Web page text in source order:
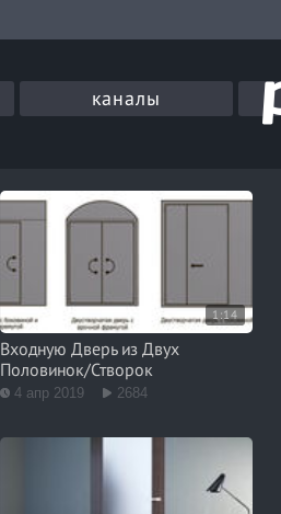
каналы
1:14
Входную Дверь из Двух
Половинок/Створок
4 апр 2019 2684